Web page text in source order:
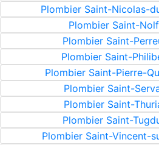
Plombier Saint-Nicolas-
Plombier Saint-
Plombier Saint-
Plombier Saint-
Plombier Saint-Pierre-
Plombier Saint-
Plombier Saint-
Plombier Saint-
Plombier Saint-Vincent-